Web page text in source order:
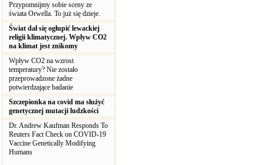
Przypomnijmy sobie sceny ze
świata Orwella. To już się dzieje.
Świat dał się ogłupić lewackiej
religii klimatycznej. Wpływ CO2
na klimat jest znikomy
Wpływ CO2 na wzrost
temperatury? Nie zostało
przeprowadzone żadne
potwierdzające badanie
Szczepionka na covid ma służyć
genetycznej mutacji ludzkości
Dr. Andrew Kaufman Responds To
Reuters Fact Check on COVID-19
Vaccine Genetically Modifying
Humans